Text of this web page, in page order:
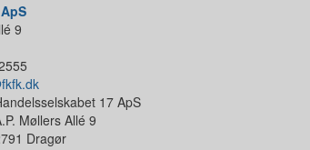
9
17 ApS
Møllers Allé 9
Dragør